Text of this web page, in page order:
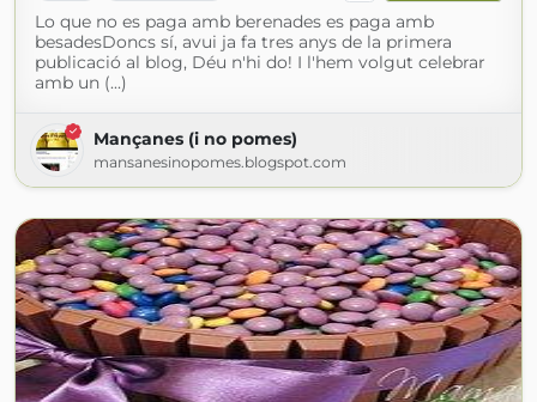
Lo que no es paga amb berenades es paga amb
besadesDoncs sí, avui ja fa tres anys de la primera
publicació al blog, Déu n'hi do! I l'hem volgut celebrar
amb un (...)
Mançanes (i no pomes)
mansanesinopomes.blogspot.com